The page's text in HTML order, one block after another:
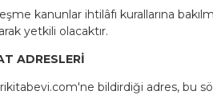
kanunlar ihtilâfı kurallarına
yetkili olacaktır.
ADRESLERİ
bildirdiği adres, bu